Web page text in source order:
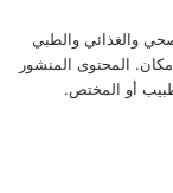
والغذائي والطبي
المحتوى المنشور
أو المختص.